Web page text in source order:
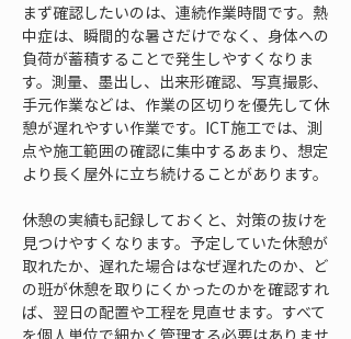
まず確認したいのは、連続作業時間です。熱
中症は、瞬間的な暑さだけでなく、身体への
負荷が蓄積することで発生しやすくなりま
す。測量、墨出し、出来形確認、写真撮影、
手元作業などは、作業の区切りを優先して休
憩が遅れやすい作業です。ICT施工では、測
点や施工範囲の確認に集中するあまり、想定
より長く屋外に立ち続けることがあります。
休憩の実績も記録しておくと、対策の抜けを
見つけやすくなります。予定していた休憩が
取れたか、遅れた場合はなぜ遅れたのか、ど
の班が休憩を取りにくかったのかを確認すれ
ば、翌日の配置や工程を見直せます。すべて
を個人単位で細かく管理する必要はありませ